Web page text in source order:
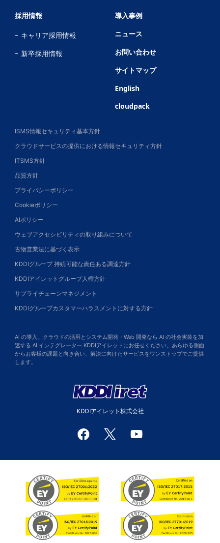
採用情報
キャリア採用情報
新卒採用情報
導入事例
ニュース
お問い合わせ
サイトマップ
English
cloudpack
ISMS情報セキュリティ基本方針
クラウドサービスの提供における情報セキュリティ方針
ITSMS方針
品質方針
プライバシーポリシー
Cookieポリシー
AIポリシー
ウェブアクセシビリティの取り組みについて
古物営業法に基づく表示
KDDIグループ 持続可能な責任ある調達方針
KDDIアイレットグループ人権方針
サプライチェーンマネジメント
KDDIグループカスタマーハラスメントに対する方針
AI の導入、クラウドの活用とシステム開発・Web 開発なら AI の社会実装を加
速する AI インテグレーター KDDIアイレットにお任せください。あらゆる側面
からお客様の課題と向き合い、解決に向けたサービスをワンストップでご提供
します。
KDDIアイレット株式会社